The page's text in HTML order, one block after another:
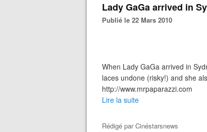
Lady GaGa arrived in
Publié le 22 Mars 2010
When Lady GaGa arrived in
laces undone (risky!) and she
http://www.mrpaparazzi.com
Lire la suite
Rédigé parCinéstarsnews